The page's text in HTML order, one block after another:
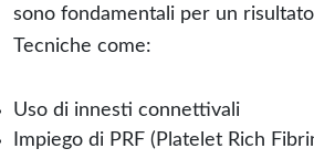
sono fondamentali per un
Tecniche come:
Uso di innesti connettivali
Impiego di PRF (Platelet Rich